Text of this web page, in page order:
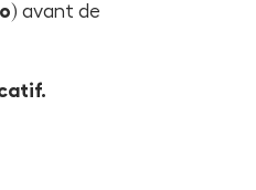
) avant de